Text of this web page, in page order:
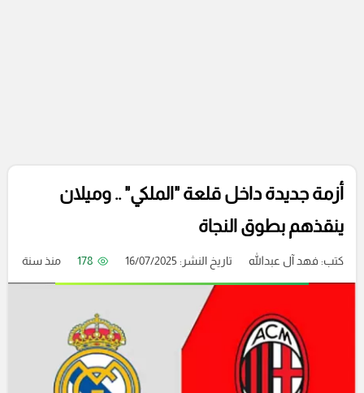
أزمة جديدة داخل قلعة "الملكي" .. وميلان
ينقذهم بطوق النجاة
كتب: فهد آل عبدالله تاريخ النشر: 16/07/2025 178 منذ سنة